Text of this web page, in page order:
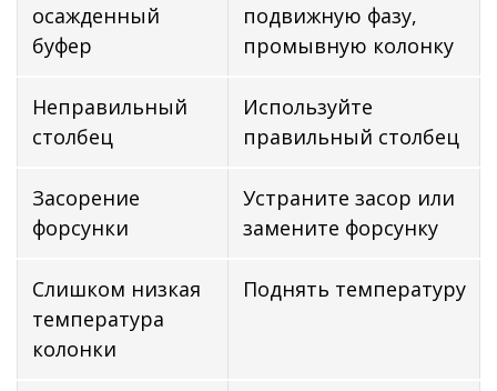
осажденный
буфер
подвижную фазу,
промывную колонку
Неправильный
столбец
Используйте
правильный столбец
Засорение
форсунки
Устраните засор или
замените форсунку
Слишком низкая
температура
колонки
Поднять температуру